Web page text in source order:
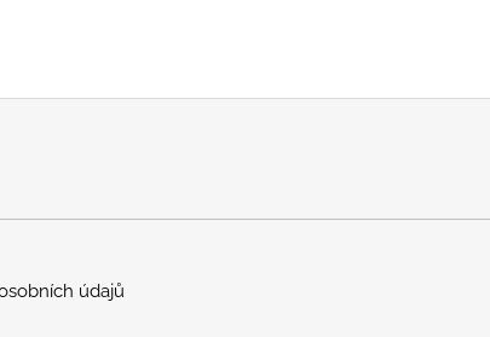
údajů